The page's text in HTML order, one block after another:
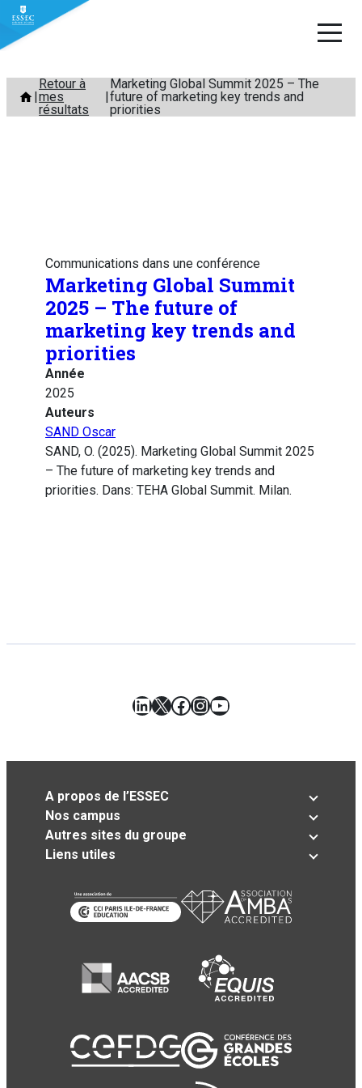
Aller
contenu
Retour à
mes
résultats
Marketing Global Summit 2025 – The
future of marketing key trends and
priorities
Communications dans une conférence
Marketing Global Summit
2025 – The future of
marketing key trends and
priorities
Année
2025
Auteurs
SAND Oscar
SAND, O. (2025). Marketing Global Summit 2025
– The future of marketing key trends and
priorities. Dans: TEHA Global Summit. Milan.
LinkedIn
X Facebook
Instagram
YouTube
A propos de l’ESSEC
Nos campus
Autres sites du groupe
Liens utiles